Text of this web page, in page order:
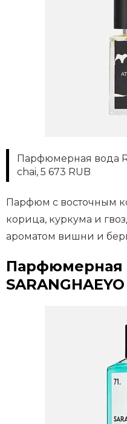
Парфюмерная вода
chai, 5 673 RUB
Парфюм с восточным
корица, куркума и
ароматом вишни и
Парфюмерная